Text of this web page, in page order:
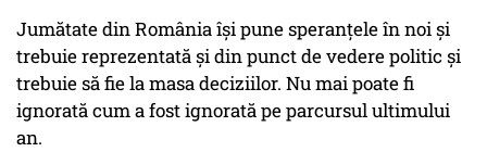
Jumătate din România își pune speranțele în noi și
trebuie reprezentată și din punct de vedere politic și
trebuie să fie la masa deciziilor. Nu mai poate fi
ignorată cum a fost ignorată pe parcursul ultimului
an.